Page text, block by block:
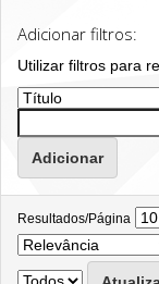
Adicionar filtros:
Utilizar filtros para
Resultados/Página